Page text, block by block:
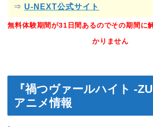
⇒ U-NEXT公式サイト
無料体験期間が31日間あるのでその期間に
かりません
『禍つヴァールハイト -
アニメ情報